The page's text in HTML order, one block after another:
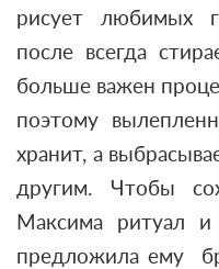
рисует любимых
после всегда
больше важен
поэтому
хранит, а
другим. Чтобы
Максима ритуал и
предложила ему